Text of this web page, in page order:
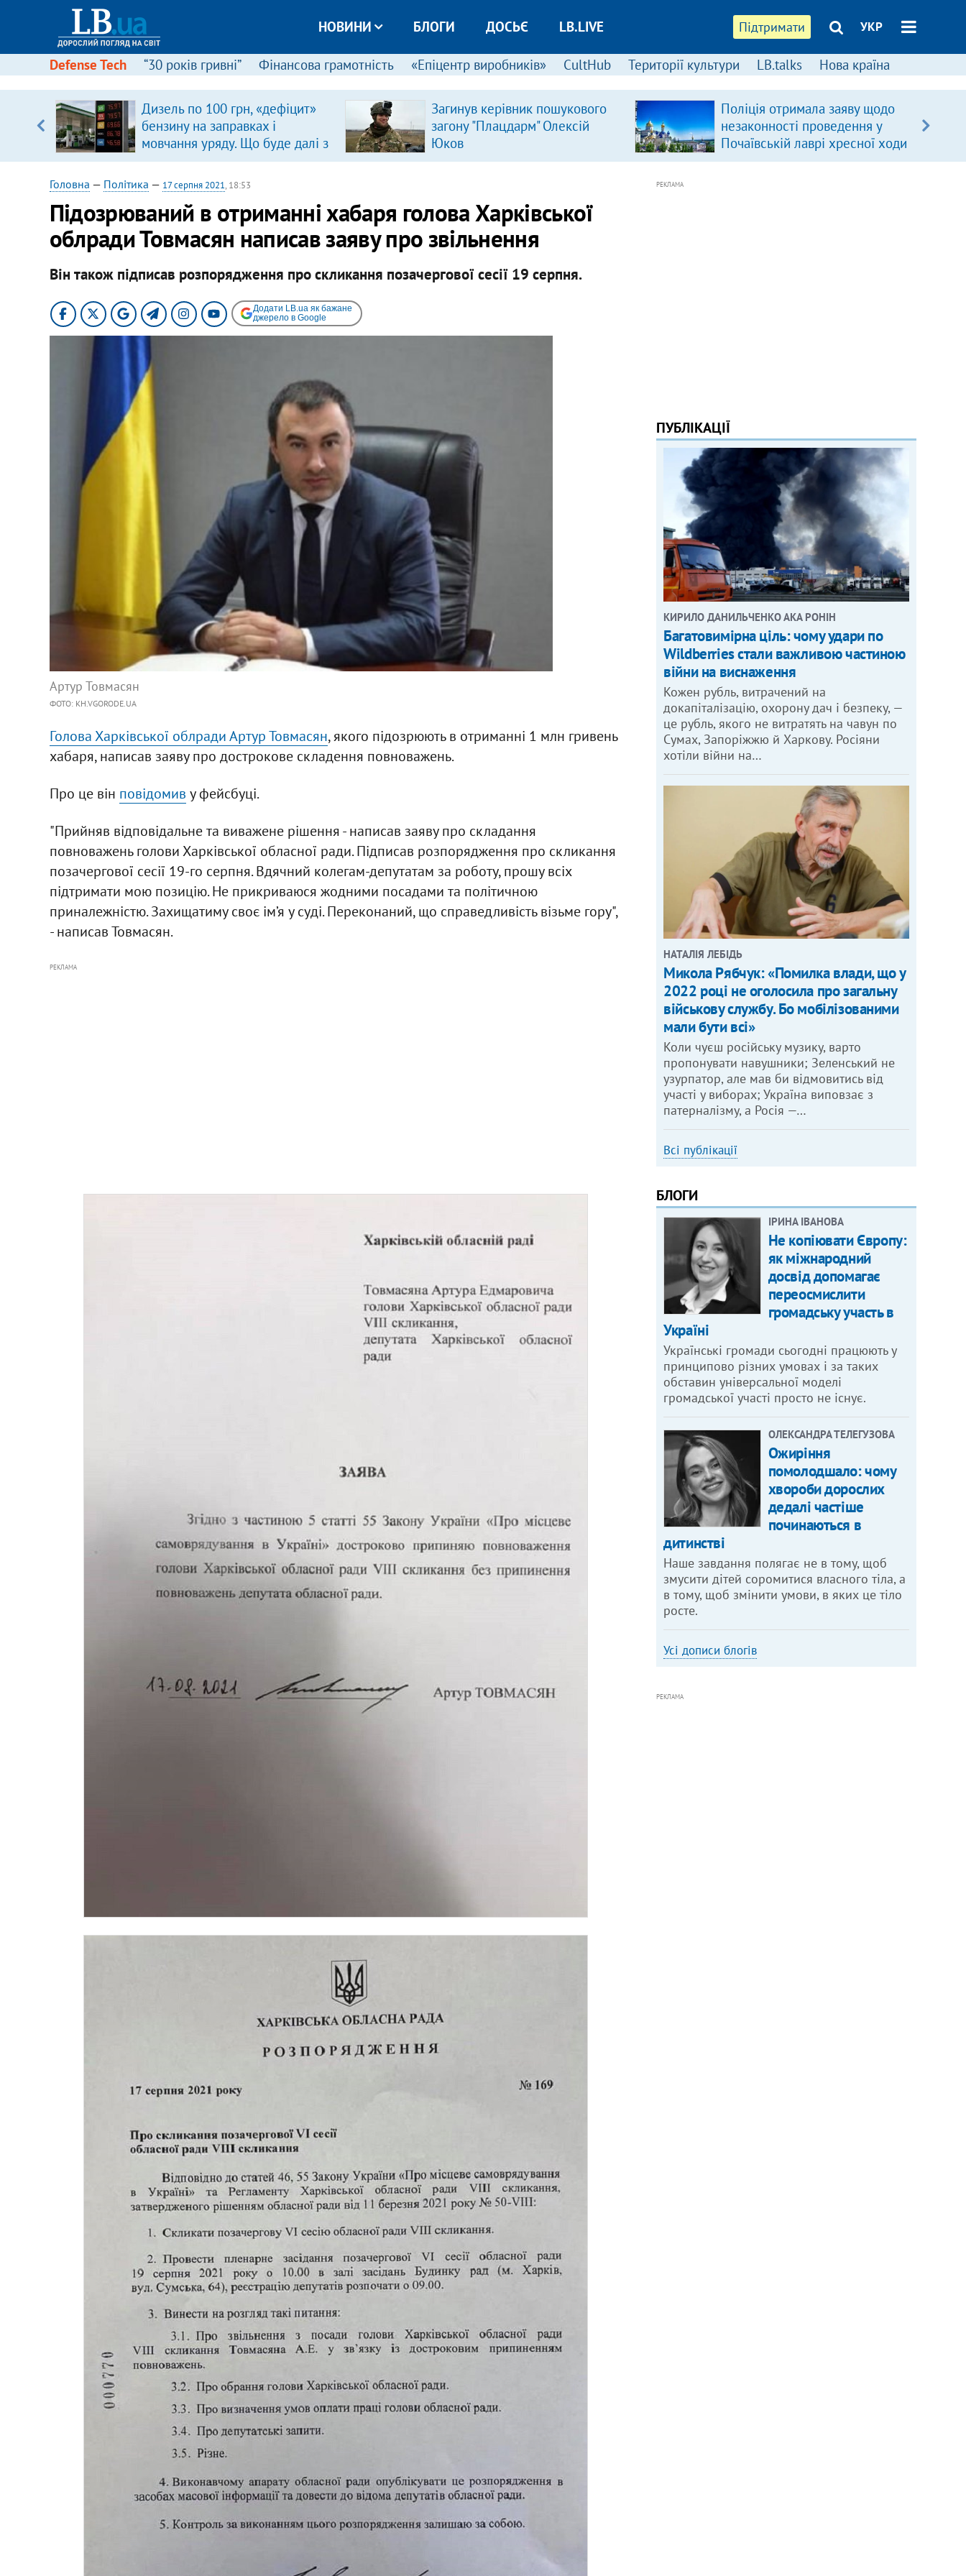
Підтримати УКР
НОВИНИ БЛОГИ ДОСЬЄ LB.LIVE
Defense Tech “30 років гривні” Фінансова грамотність «Епіцентр виробників» CultHub Території культури LB.talks Нова країна
Дизель по 100 грн, «дефіцит»
бензину на заправках і
мовчання уряду. Що буде далі з
цінами на пальне?
Загинув керівник пошукового
загону "Плацдарм" Олексій
Юков
Поліція отримала заяву щодо
незаконності проведення у
Почаївській лаврі хресної ходи
Головна — Політика — 17 серпня 2021, 18:53
Підозрюваний в отриманні хабаря голова Харківської
облради Товмасян написав заяву про звільнення
Він також підписав розпорядження про скликання позачергової сесії 19 серпня.
Додати LB.ua як бажане
джерело в Google
Артур Товмасян
ФОТО: KH.VGORODE.UA
Голова Харківської облради Артур Товмасян, якого підозрюють в отриманні 1 млн гривень
хабаря, написав заяву про дострокове складення повноважень.
Про це він повідомив у фейсбуці.
"Прийняв відповідальне та виважене рішення - написав заяву про складання
повноважень голови Харківської обласної ради. Підписав розпорядження про скликання
позачергової сесії 19-го серпня. Вдячний колегам-депутатам за роботу, прошу всіх
підтримати мою позицію. Не прикриваюся жодними посадами та політичною
приналежністю. Захищатиму своє ім’я у суді. Переконаний, що справедливість візьме гору",
- написав Товмасян.
РЕКЛАМА
РЕКЛАМА
ПУБЛІКАЦІЇ
КИРИЛО ДАНИЛЬЧЕНКО АКА РОНІН
Багатовимірна ціль: чому удари по
Wildberries стали важливою частиною
війни на виснаження
Кожен рубль, витрачений на
докапіталізацію, охорону дач і безпеку, —
це рубль, якого не витратять на чавун по
Сумах, Запоріжжю й Харкову. Росіяни
хотіли війни на…
НАТАЛІЯ ЛЕБІДЬ
Микола Рябчук: «Помилка влади, що у
2022 році не оголосила про загальну
військову службу. Бо мобілізованими
мали бути всі»
Коли чуєш російську музику, варто
пропонувати навушники; Зеленський не
узурпатор, але мав би відмовитись від
участі у виборах; Україна виповзає з
патерналізму, а Росія —…
Всі публікації
БЛОГИ
ІРИНА ІВАНОВА
Не копіювати Європу:
як міжнародний
досвід допомагає
переосмислити
громадську участь в
Україні
Українські громади сьогодні працюють у
принципово різних умовах і за таких
обставин універсальної моделі
громадської участі просто не існує.
ОЛЕКСАНДРА ТЕЛЕГУЗОВА
Ожиріння
помолодшало: чому
хвороби дорослих
дедалі частіше
починаються в
дитинстві
Наше завдання полягає не в тому, щоб
змусити дітей соромитися власного тіла, а
в тому, щоб змінити умови, в яких це тіло
росте.
Усі дописи блогів
РЕКЛАМА